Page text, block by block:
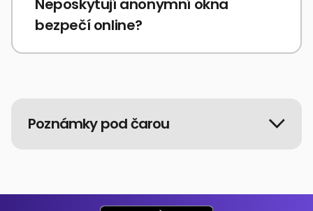
Neposkytují anonymní okna
bezpečí online?
Poznámky pod čarou